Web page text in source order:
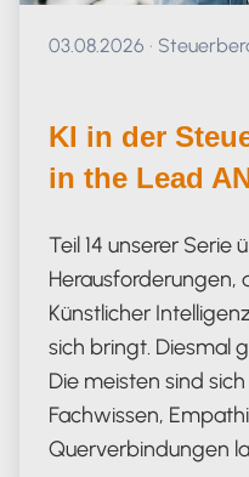
Veröffentlicht am
03.08.2026 ·
KI in der
in the Lead
Teil 14 unserer Serie
Herausforderungen,
Künstlicher
sich bringt. Diesmal
Die meisten sind
Fachwissen,
Querverbindungen